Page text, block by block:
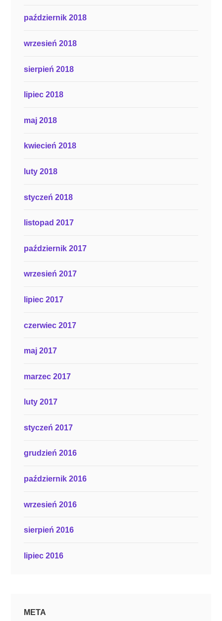
październik 2018
wrzesień 2018
sierpień 2018
lipiec 2018
maj 2018
kwiecień 2018
luty 2018
styczeń 2018
listopad 2017
październik 2017
wrzesień 2017
lipiec 2017
czerwiec 2017
maj 2017
marzec 2017
luty 2017
styczeń 2017
grudzień 2016
październik 2016
wrzesień 2016
sierpień 2016
lipiec 2016
META